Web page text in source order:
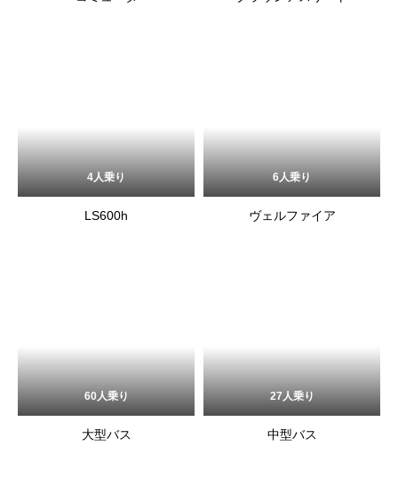
4人乗り
LS600h
6人乗り
ヴェルファイア
60人乗り
大型バス
27人乗り
中型バス